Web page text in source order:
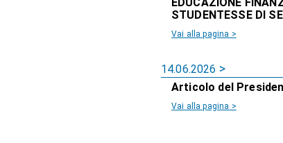
STUDENTESSE DI
Vai alla pagina >
14.06.2026
Articolo del
Vai alla pagina >